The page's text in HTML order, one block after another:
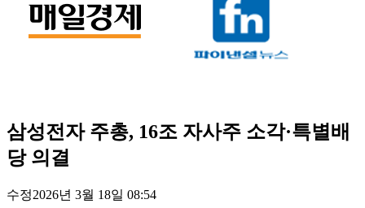
삼성전자 주총, 16조 자사주 소각·특별배
당 의결
수정2026년 3월 18일 08:54